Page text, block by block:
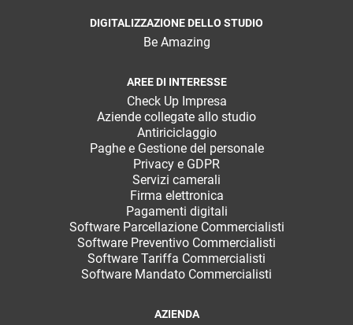
DIGITALIZZAZIONE DELLO STUDIO
Be Amazing
AREE DI INTERESSE
Check Up Impresa
Aziende collegate allo studio
Antiriciclaggio
Paghe e Gestione del personale
Privacy e GDPR
Servizi camerali
Firma elettronica
Pagamenti digitali
Software Parcellazione Commercialisti
Software Preventivo Commercialisti
Software Tariffa Commercialisti
Software Mandato Commercialisti
AZIENDA